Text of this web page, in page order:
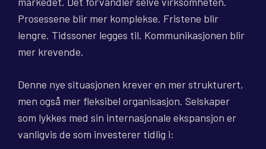
Prosessene blir mer komplekse. Fristene blir
lengre. Tidssoner legges til. Kommunikasjonen blir
mer krevende.
Denne nye situasjonen krever en mer strukturert,
men også mer fleksibel organisasjon. Selskaper
som lykkes med sin internasjonale ekspansjon er
vanligvis de som investerer tidlig i: